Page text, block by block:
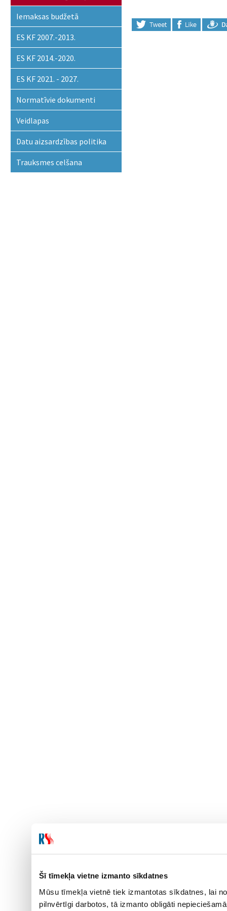
Šī tīmekļa vietne izmanto sīkdatnes
Mūsu tīmekļa vietnē tiek izmantotas sīkdatnes, lai
pilnvērtīgi darbotos, tā izmanto obligāti
Iemaksas budžetā
ES KF 2007.-2013.
ES KF 2014.-2020.
ES KF 2021. - 2027.
Normatīvie dokumenti
Veidlapas
Datu aizsardzības politika
Trauksmes celšana